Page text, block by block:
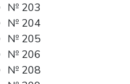
№ 203
№ 204
№ 205
№ 206
№ 208